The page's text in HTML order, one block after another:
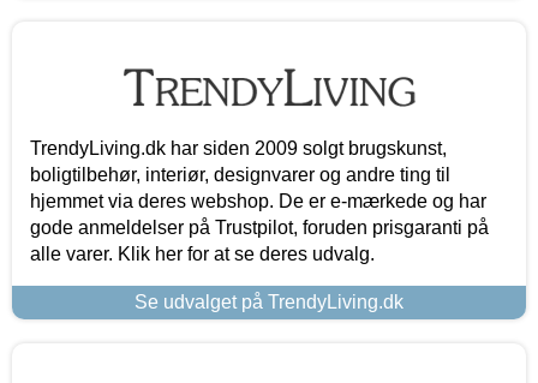
TrendyLiving.dk har siden 2009 solgt brugskunst,
boligtilbehør, interiør, designvarer og andre ting til
hjemmet via deres webshop. De er e-mærkede og har
gode anmeldelser på Trustpilot, foruden prisgaranti på
alle varer. Klik her for at se deres udvalg.
Se udvalget på TrendyLiving.dk